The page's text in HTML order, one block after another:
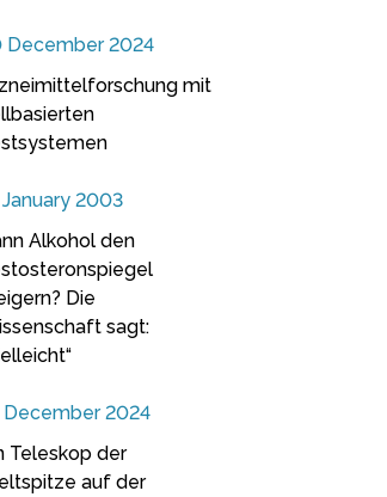
December 2024
mit
January 2003
Alkohol den
Die
sagt:
December 2024
Teleskop der
auf der